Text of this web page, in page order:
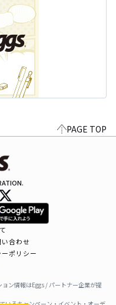
PAGE TOP
合わせ
ポリシー
ン情報はEggs / パートナー企業が提